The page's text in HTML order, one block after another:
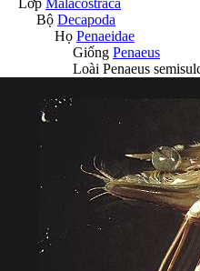
Bộ Decapoda
Họ Penaeidae
Giống Penaeus
Loài Penaeus